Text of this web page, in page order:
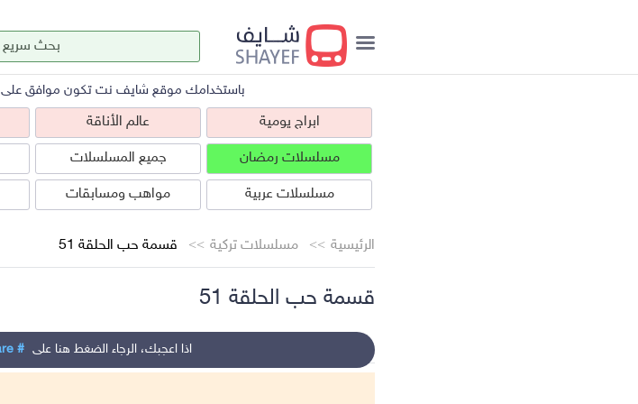
ابراج يومية
باستخدامك موقع شايف نت تكون موافق على
ابراج يومية عالم الأناقة
مسلسلات رمضان جميع المسلسلات
مسلسلات عربية مواهب ومسابقات
الرئيسية مسلسلات تركية قسمة حب الحلقة 51
قسمة حب الحلقة 51
اذا اعجبك، الرجاء الضغط هنا على # Share #